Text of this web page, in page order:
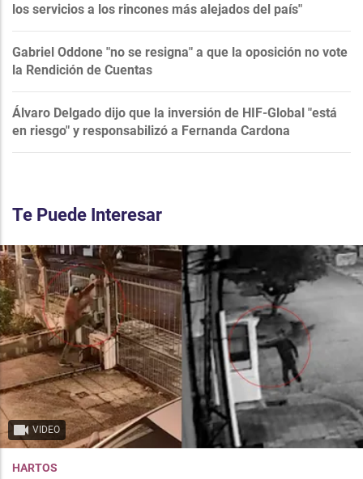
los servicios a los rincones más alejados del país"
Gabriel Oddone "no se resigna" a que la oposición no vote
la Rendición de Cuentas
Álvaro Delgado dijo que la inversión de HIF-Global "está
en riesgo" y responsabilizó a Fernanda Cardona
Te Puede Interesar
VIDEO
HARTOS